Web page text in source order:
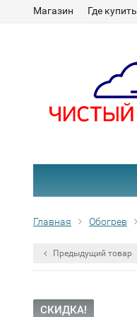
Магазин Где купить
Главная Обогрев
Предыдущий товар
СКИДКА!